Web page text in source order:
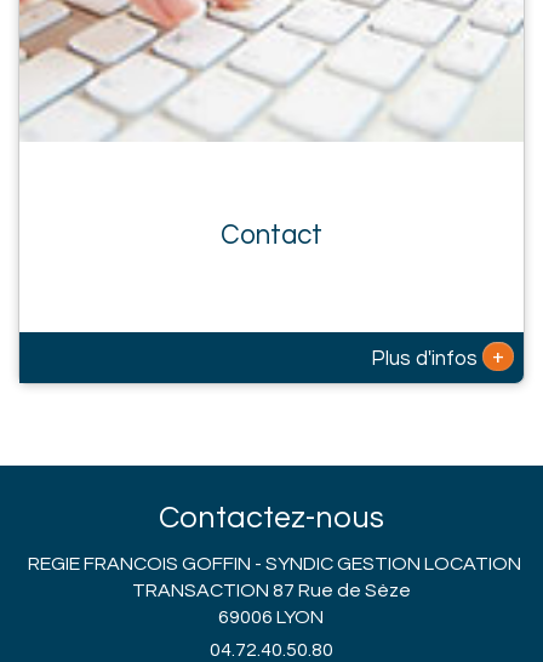
Contact
Plus d'infos +
Contactez-nous
REGIE FRANCOIS GOFFIN - SYNDIC GESTION LOCATION
TRANSACTION 87 Rue de Sèze
69006 LYON
04.72.40.50.80